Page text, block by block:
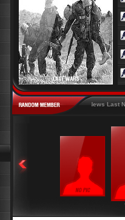
Last News Last News Last News Last